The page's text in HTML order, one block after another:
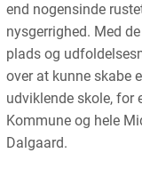
end nogensinde
nysgerrighed. Med
plads og
over at kunne skabe
udviklende skole, for
Kommune og hele
Dalgaard.